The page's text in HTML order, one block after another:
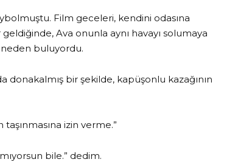
Film geceleri, kendini odasına
Ava onunla aynı havayı solumaya
neden buluyordu.
donakalmış bir şekilde, kapüşonlu kazağının
taşınmasına izin verme.”
bile.” dedim.